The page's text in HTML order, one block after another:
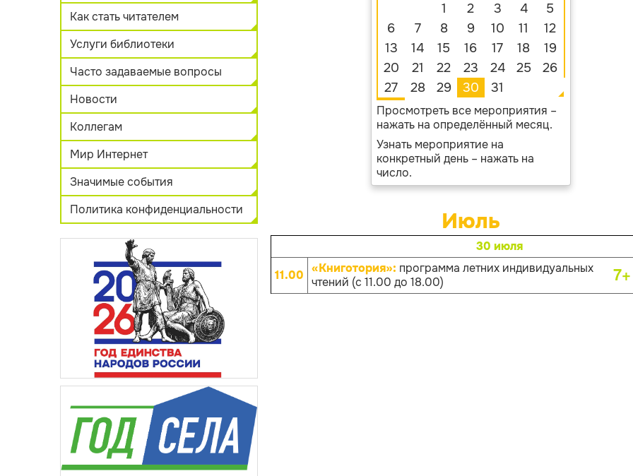
Как стать читателем
Услуги библиотеки
Часто задаваемые вопросы
Новости
Коллегам
Мир Интернет
Значимые события
Политика конфиденциальности
1
2 3 4
5
6
7 8 9 10 11
12
13
14 15 16 17 18
19
20
21 22 23 24 25
26
27
28 29 30 31
Просмотреть все мероприятия –
нажать на определённый месяц.
Узнать мероприятие на
конкретный день – нажать на
число.
Июль
30 июля
11.00 «Книготория»: программа летних индивидуальных
чтений (с 11.00 до 18.00)
7+